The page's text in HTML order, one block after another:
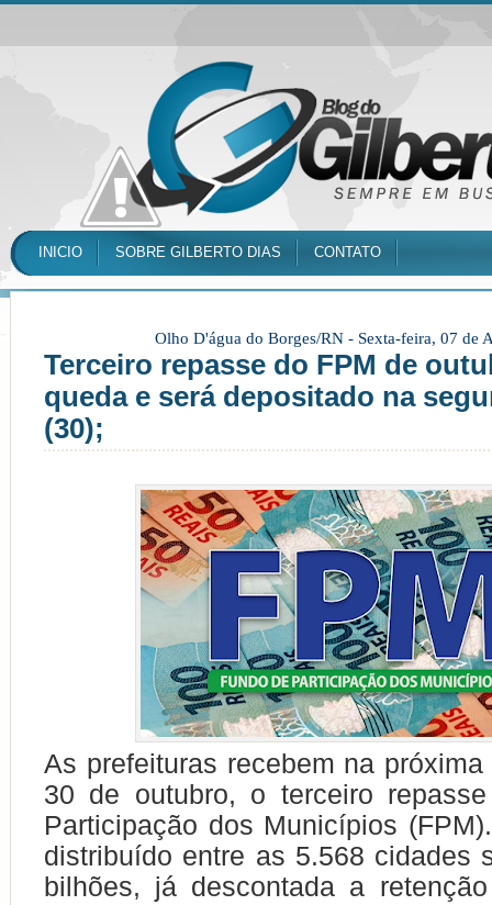
INICIO SOBRE GILBERTO DIAS CONTATO
Olho D'água do Borges/RN - Sexta-feira, 07 de
Terceiro repasse do FPM de
queda e será depositado na
(30);
As prefeituras recebem na próxima
30 de outubro, o terceiro
Participação dos Municípios
distribuído entre as 5.568 cidades
bilhões, já descontada a